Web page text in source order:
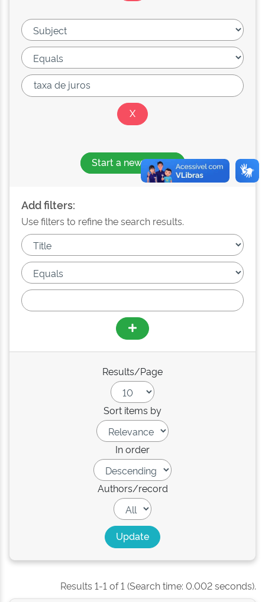
Start a new search
Add filters:
Use filters to refine the search results.
Results/Page
Sort items by
In order
Authors/record
Results 1-1 of 1 (Search time: 0.002 seconds).